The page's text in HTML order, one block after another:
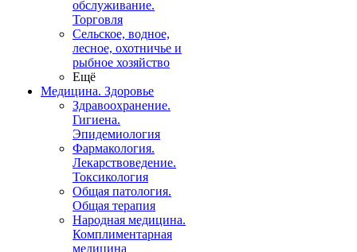
обслуживание.
Торговля
Сельское, водное,
лесное, охотничье и
рыбное хозяйство
Ещё
Медицина. Здоровье
Здравоохранение.
Гигиена.
Эпидемиология
Фармакология.
Лекарствоведение.
Токсикология
Общая патология.
Общая терапия
Народная медицина.
Комплиментарная
медицина